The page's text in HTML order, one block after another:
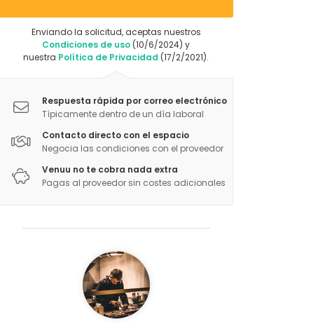
Enviando la solicitud, aceptas nuestros
Condiciones de uso (10/6/2024) y
nuestra Política de Privacidad (17/2/2021).
Respuesta rápida por correo electrónico
Típicamente dentro de un día laboral
Contacto directo con el espacio
Negocia las condiciones con el proveedor
Venuu no te cobra nada extra
Pagas al proveedor sin costes adicionales